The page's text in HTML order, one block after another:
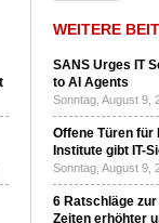
WEITERE
SANS Urges IT
to AI Agents
Sonntag, August 9,
Offene Türen für
Institute gibt IT-
Sonntag, August 9,
6 Ratschläge
Zeiten erhöhter